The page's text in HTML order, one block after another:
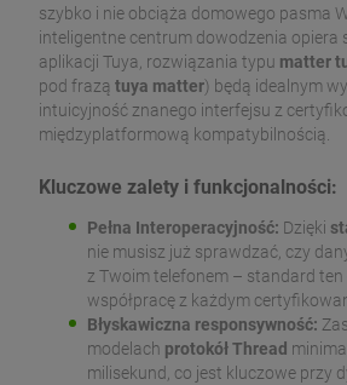
szybko i nie obciąża domowego pasma
inteligentne centrum dowodzenia opiera
aplikacji Tuya, rozwiązania typu matter
pod frazą tuya matter) będą idealnym
intuicyjność znanego interfejsu z
międzyplatformową kompatybilnością.
Kluczowe zalety i funkcjonalności:
Pełna Interoperacyjność: Dzięki
nie musisz już sprawdzać, czy
z Twoim telefonem – standard
współpracę z każdym
Błyskawiczna responsywność:
modelach protokół Thread
milisekund, co jest kluczowe przy